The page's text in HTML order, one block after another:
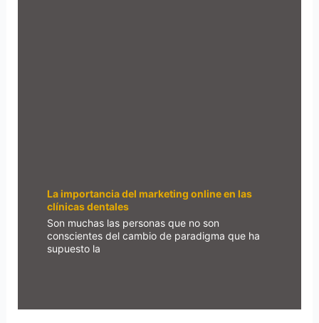
La importancia del marketing online en las
clínicas dentales
Son muchas las personas que no son
conscientes del cambio de paradigma que ha
supuesto la